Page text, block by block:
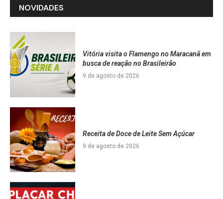
NOVIDADES
Vitória visita o Flamengo no Maracanã em
busca de reação no Brasileirão
9 de agosto de 2026
Receita de Doce de Leite Sem Açúcar
9 de agosto de 2026